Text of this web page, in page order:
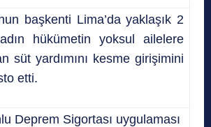
başkenti Lima’da yaklaşık 2
hükümetin yoksul ailelere
süt yardımını kesme girişimini
etti.
Deprem Sigortası uygulaması